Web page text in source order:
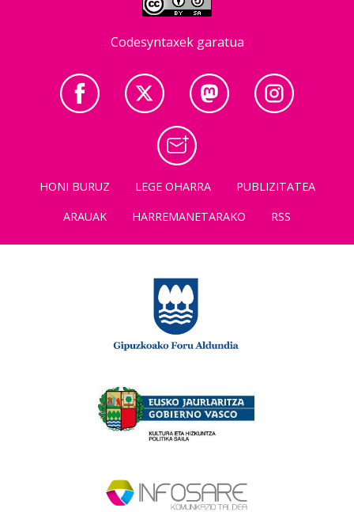
Codesyntaxek garatua
HONI BURUZ LEGE OHARRA
PUBLIZITATEA
ARAUAK
HARREMANETARAKO RSS